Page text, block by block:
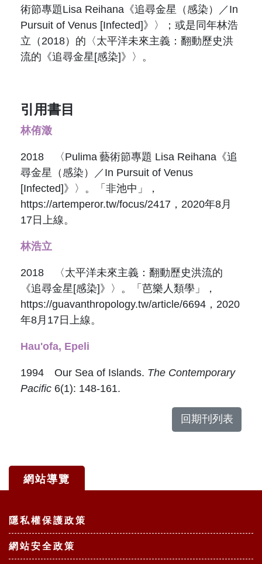
術節專題Lisa Reihana《追尋金星（感染）／In
Pursuit of Venus [Infected]》〉；或是同年林浩
立（2018）的〈太平洋未來主義：翻動歷史洪
流的《追尋金星[感染]》〉。
引用書目
林侑澂
2018 〈Pulima 藝術節專題 Lisa Reihana《追
尋金星（感染）／In Pursuit of Venus
[Infected]》〉。「非池中」，
https://artemperor.tw/focus/2417，2020年8月
17日上線。
林浩立
2018 〈太平洋未來主義：翻動歷史洪流的
《追尋金星[感染]》〉。「芭樂人類學」，
https://guavanthropology.tw/article/6694，2020
年8月17日上線。
Hau'ofa, Epeli
1994 Our Sea of Islands. The Contemporary
Pacific 6(1): 148-161.
回期刊列表
網站導覽
隱私權保護政策
網站安全政策